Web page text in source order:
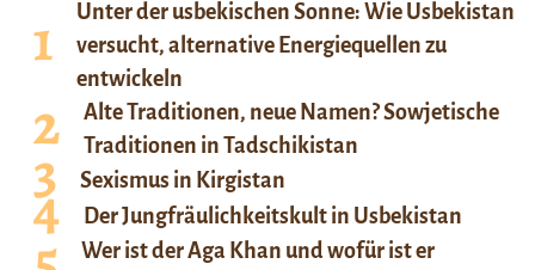
Unter der usbekischen Sonne: Wie Usbekistan
versucht, alternative Energiequellen zu
entwickeln
Alte Traditionen, neue Namen? Sowjetische
Traditionen in Tadschikistan
Sexismus in Kirgistan
Der Jungfräulichkeitskult in Usbekistan
Wer ist der Aga Khan und wofür ist er